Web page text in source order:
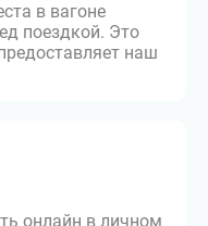
в вагоне
поездкой. Это
наш
онлайн в личном